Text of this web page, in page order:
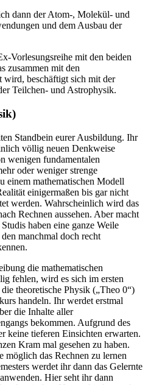
dann der Atom-, Molekül- und
und dem Ausbau der
Vorlesungsreihe mit den beiden
zusammen mit den
wird, beschäftigt sich mit der
Teilchen- und Astrophysik.
Standbein eurer Ausbildung. Ihr
völlig neuen Denkweise
wenigen fundamentalen
oder weniger strenge
einem mathematischen Modell
einigermaßen bis gar nicht
werden. Wahrscheinlich wird das
Rechnen aussehen. Aber macht
haben eine ganze Weile
manchmal doch recht
die mathematischen
fehlen, wird es sich im ersten
theoretische Physik („Theo 0“)
handeln. Ihr werdet erstmal
die Inhalte aller
bekommen. Aufgrund des
keine tieferen Einsichten erwarten.
Kram mal gesehen zu haben.
möglich das Rechnen zu lernen
werdet ihr dann das Gelernte
Hier seht ihr dann